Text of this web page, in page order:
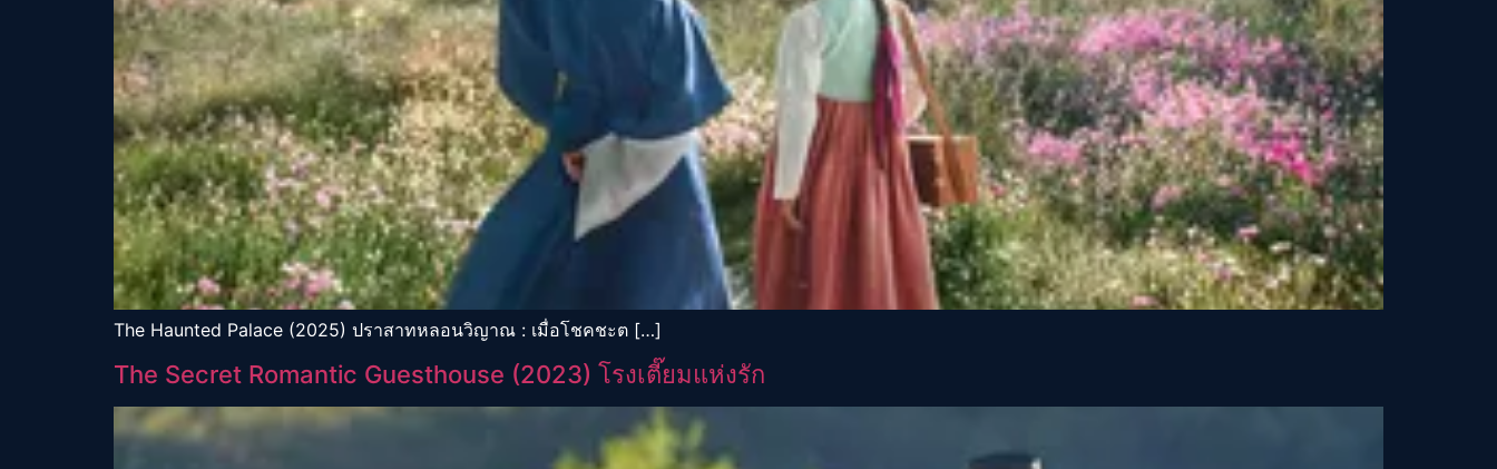
The Haunted Palace (2025) ปราสาทหลอนวิญาณ : เมื่อโชคชะต […]
The Secret Romantic Guesthouse (2023) โรงเตี๊ยมแห่งรัก